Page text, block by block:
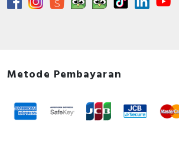
Metode Pembayaran